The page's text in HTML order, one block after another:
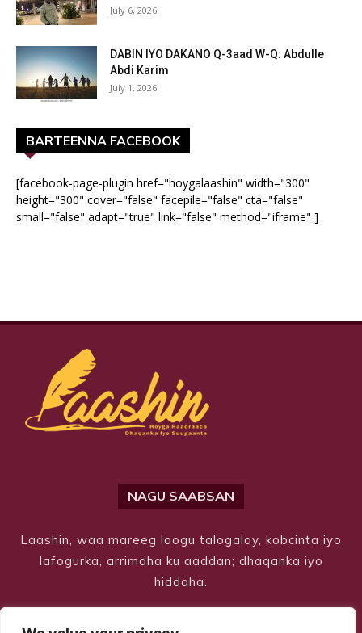
July 6, 2026
DABIN IYO DAKANO Q-3aad W-Q: Abdulle
Abdi Karim
July 1, 2026
BARTEENNA FACEBOOK
[facebook-page-plugin href="hoygalaashin" width="300"
height="300" cover="false" facepile="false" cta="false"
small="false" adapt="true" link="false" method="iframe" ]
NAGU SAABSAN
Laashin, waa mareeg loogu talogalay, kobcinta iyo
lafogurka, arrimaha ku aaddan; dhaqanka iyo
hiddaha.